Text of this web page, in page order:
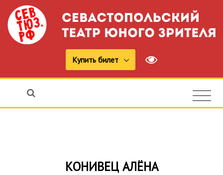
Купить билет
КОНИВЕЦ АЛЁНА